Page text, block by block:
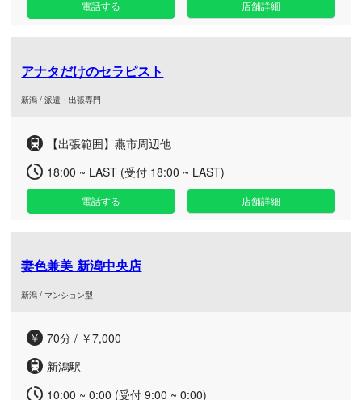
電話する 店舗詳細
アナタだけのセラピスト
新潟 / 派遣・出張専門
【出張範囲】燕市周辺他
18:00 ~ LAST (受付 18:00 ~ LAST)
電話する 店舗詳細
妻色兼美 新潟中央店
新潟 / マンション型
70分 / ￥7,000
新潟駅
10:00 ~ 0:00 (受付 9:00 ~ 0:00)